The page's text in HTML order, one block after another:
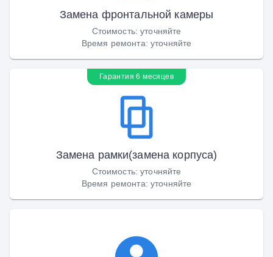
Замена фронтальной камеры
Стоимость:уточняйте
Время ремонта: уточняйте
Гарантия 6 месяцев
Замена рамки(замена корпуса)
Стоимость:уточняйте
Время ремонта: уточняйте